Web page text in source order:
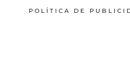
POLÍTICA DE